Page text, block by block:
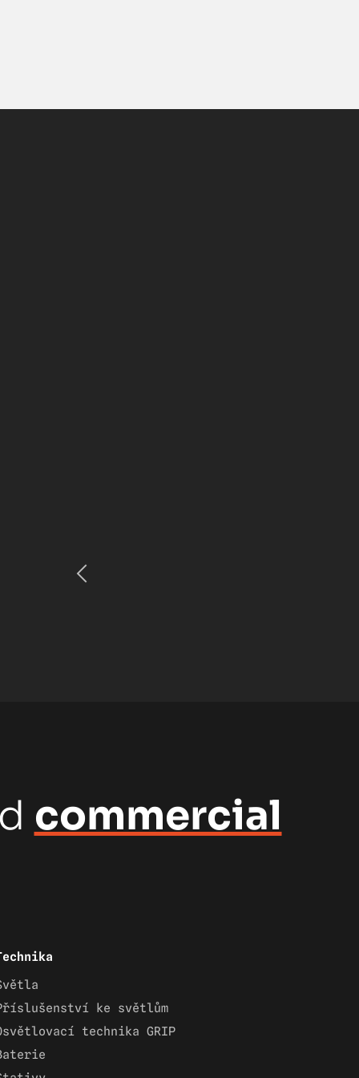
commercial
ke světlům
technika GRIP